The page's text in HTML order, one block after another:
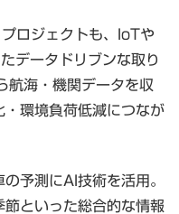
ロジェクトも、IoTや
データドリブンな取り
海・機関データを収
環境負荷低減につなが
の予測にAI技術を活用。
といった総合的な情報